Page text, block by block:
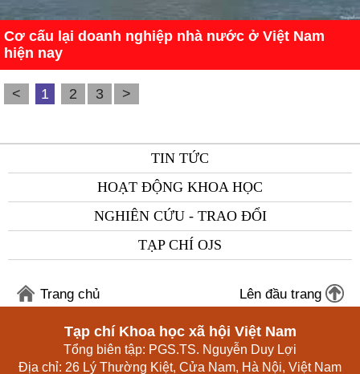
Cơ cấu lại doanh nghiệp nhà nước ở Việt Nam
hiện nay
< 1 2 3 >
TIN TỨC
HOẠT ĐỘNG KHOA HỌC
NGHIÊN CỨU - TRAO ĐỔI
TẠP CHÍ OJS
Trang chủ Lên đầu trang
Tạp chí Khoa học xã hội Việt Nam
Tổng biên tập: PGS.TS. Nguyễn Duy Lợi
Địa chỉ: 26 Lý Thường Kiệt, Cửa Nam, Hà Nội, Việt Nam